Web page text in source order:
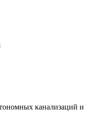
канализаций и